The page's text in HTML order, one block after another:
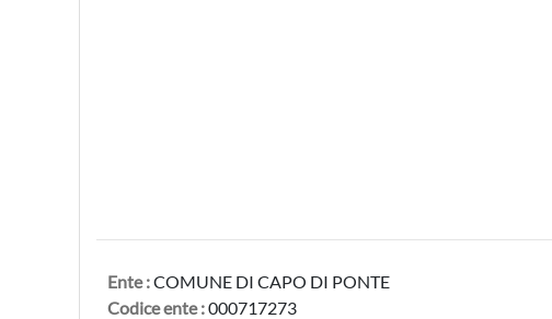
Ente :COMUNE DI CAPO DI PONTE
Codice ente :000717273